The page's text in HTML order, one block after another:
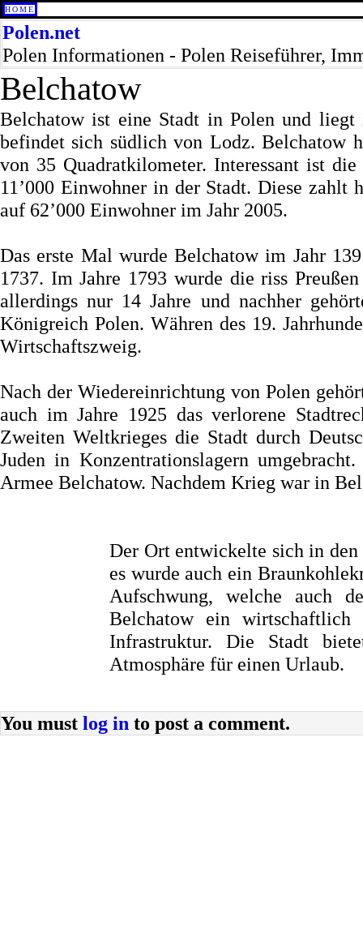
HOME
Polen.net
Polen Informationen - Polen Reiseführer,
Belchatow
Belchatow ist eine Stadt in Polen und
befindet sich südlich von Lodz. Belchatow
von 35 Quadratkilometer. Interessant ist
11’000 Einwohner in der Stadt. Diese zahlt
auf 62’000 Einwohner im Jahr 2005.
Das erste Mal wurde Belchatow im Jahr
1737. Im Jahre 1793 wurde die riss
allerdings nur 14 Jahre und nachher
Königreich Polen. Währen des 19.
Wirtschaftszweig.
Nach der Wiedereinrichtung von Polen
auch im Jahre 1925 das verlorene
Zweiten Weltkrieges die Stadt durch
Juden in Konzentrationslagern
Armee Belchatow. Nachdem Krieg war in
Der Ort entwickelte sich in den
es wurde auch ein
Aufschwung, welche auch
Belchatow ein
Infrastruktur. Die Stadt
Atmosphäre für einen Urlaub.
You must log in to post a comment.